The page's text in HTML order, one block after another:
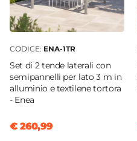
Tortora
Materiale Telo
580 g/mq
CODICE: ENA-1TR
Set di 2 tende laterali con
semipannelli per lato 3 m in
alluminio e textilene tortora
- Enea
€ 260,99